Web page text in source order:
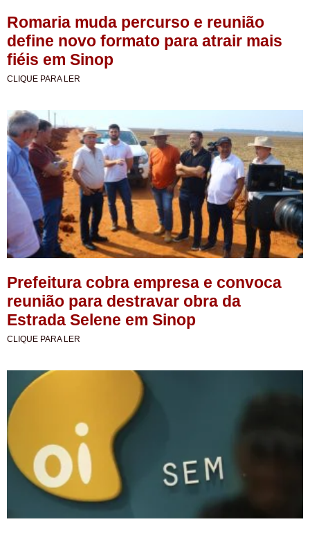
Romaria muda percurso e reunião
define novo formato para atrair mais
fiéis em Sinop
CLIQUE PARA LER
Prefeitura cobra empresa e convoca
reunião para destravar obra da
Estrada Selene em Sinop
CLIQUE PARA LER